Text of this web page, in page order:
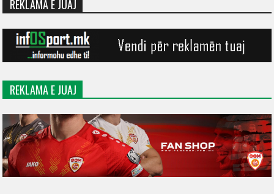
REKLAMA E JUAJ
REKLAMA E JUAJ